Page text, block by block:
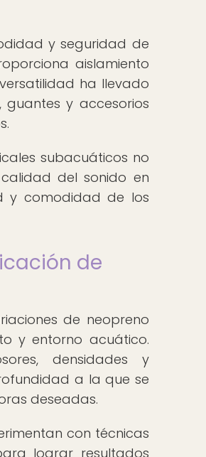
y seguridad de
aislamiento
ha llevado
y accesorios
subacuáticos no
del sonido en
y comodidad de los
de
de neopreno
y entorno acuático.
densidades y
a la que se
deseadas.
con técnicas
lograr resultados